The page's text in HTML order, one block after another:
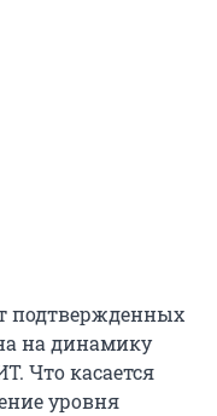
подтвержденных
на динамику
Что касается
уровня